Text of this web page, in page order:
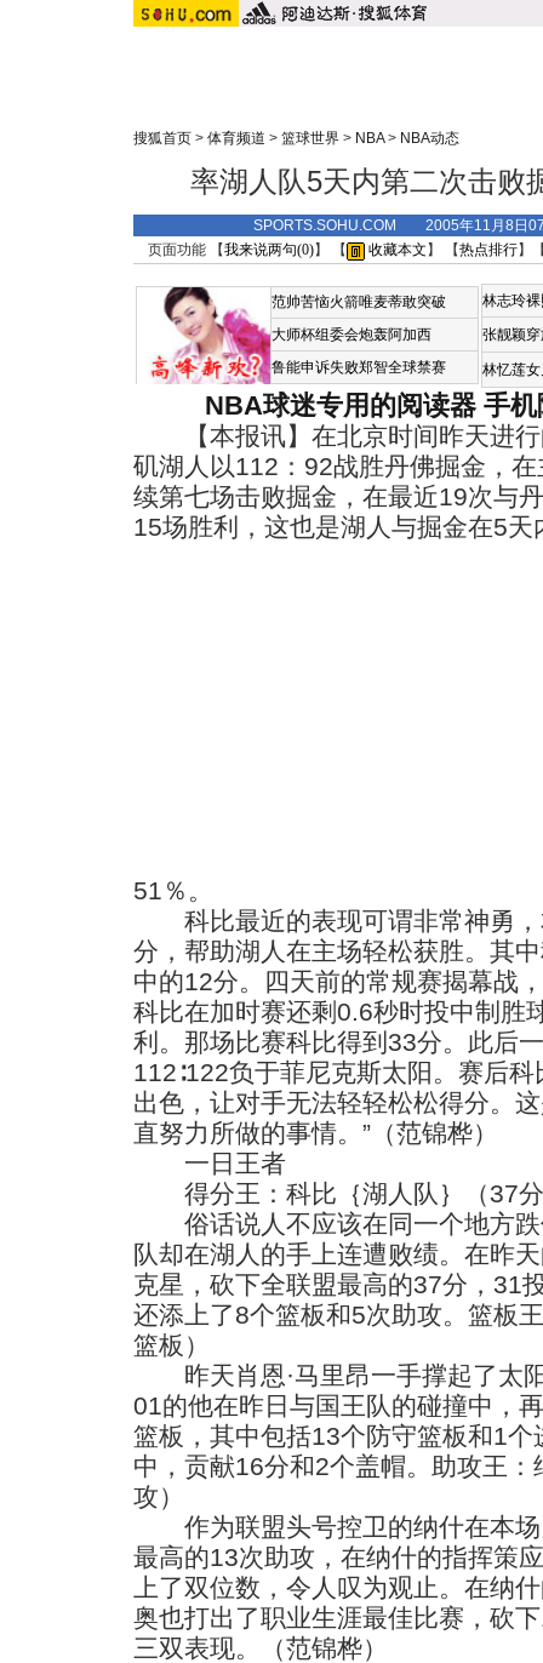
搜狐首页 > 体育频道 > 篮球世界 > NBA> NBA动态
率湖人队5天内第二次击败
SPORTS.SOHU.COM 2005年11月8
页面功能 【我来说两句(0)】 【 收藏本文 】 【热点排行】
范帅苦恼火箭唯麦蒂敢突破
大师杯组委会炮轰阿加西
鲁能申诉失败郑智全球禁赛
林志玲
张靓颖
林忆莲
NBA球迷专用的阅读器 手
【本报讯】在北京时间昨天进行
矶湖人以112：92战胜丹佛掘金，
续第七场击败掘金，在最近19次与
15场胜利，这也是湖人与掘金在5天
51％。
科比最近的表现可谓非常神勇，
分，帮助湖人在主场轻松获胜。其
中的12分。四天前的常规赛揭幕战
科比在加时赛还剩0.6秒时投中制胜
利。那场比赛科比得到33分。此后
112∶122负于菲尼克斯太阳。赛后
出色，让对手无法轻轻松松得分。
直努力所做的事情。”（范锦桦）
一日王者
得分王：科比｛湖人队｝（37
俗话说人不应该在同一个地方跌
队却在湖人的手上连遭败绩。在昨
克星，砍下全联盟最高的37分，31
还添上了8个篮板和5次助攻。篮板
篮板）
昨天肖恩·马里昂一手撑起了太
01的他在昨日与国王队的碰撞中，
篮板，其中包括13个防守篮板和1
中，贡献16分和2个盖帽。助攻王
攻）
作为联盟头号控卫的纳什在本场
最高的13次助攻，在纳什的指挥策
上了双位数，令人叹为观止。在纳
奥也打出了职业生涯最佳比赛，砍
三双表现。（范锦桦）